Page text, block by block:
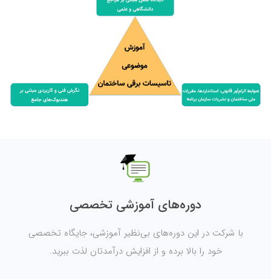
دوره‌های آموزشی تخصصی
با شرکت در این دوره‌های بی‌نظیر آموزشی، جایگاه تخصصی
خود را بالا برده و از افزایش درآمدتان لذت ببرید.